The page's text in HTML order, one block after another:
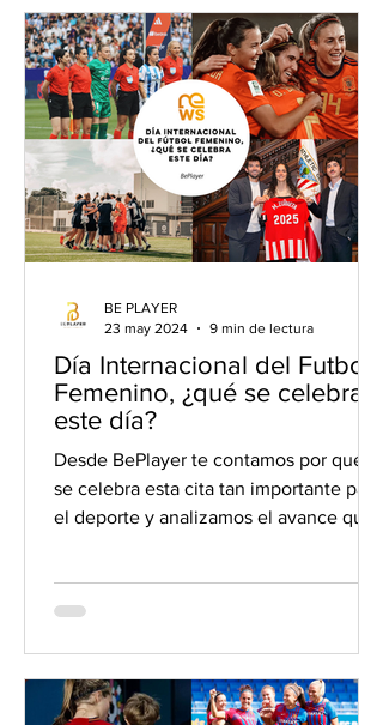
Día Internacional del Futbol
Femenino, ¿qué se celebra
este día?
Desde BePlayer te contamos por qué
se celebra esta cita tan importante para
el deporte y analizamos el avance que
BE PLAYER
23 may 2024
9 min de lectura